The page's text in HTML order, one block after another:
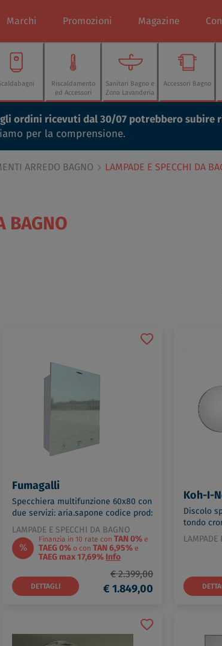
Marchi Promozioni Magazine
Riscaldamento
ed Accessori
Sanitari Bagno e
Zona Lavanderia
Accessori Bagno
gli ordini ricevuti dal 30/07 potrebbero subire
per la comprensione.
ARREDO BAGNO LAMPADE E SPECCHI DA
BAGNO
Fumagalli
Specchiera multifunzione 60x80 con
due servizi: aria.sapone codice prod:
SA06080A1B0C1
LAMPADE E SPECCHI DA BAGNO
%
Finanzia in 10 rate con TAN 0% e
TAEG 0% o con TAN 6,95% e
TAEG max 17,69% Info
DETTAGLI
€ 2.399,00
€ 1.849,00
Koh-I-
Discolo
tondo
LAMPADE